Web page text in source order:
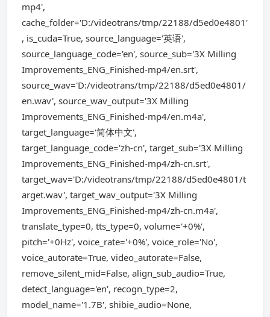
mp4',
cache_folder='D:/videotrans/tmp/22188/d5ed0e4801'
, is_cuda=True, source_language='英语',
source_language_code='en', source_sub='3X Milling
Improvements_ENG_Finished-mp4/en.srt',
source_wav='D:/videotrans/tmp/22188/d5ed0e4801/
en.wav', source_wav_output='3X Milling
Improvements_ENG_Finished-mp4/en.m4a',
target_language='简体中文',
target_language_code='zh-cn', target_sub='3X Milling
Improvements_ENG_Finished-mp4/zh-cn.srt',
target_wav='D:/videotrans/tmp/22188/d5ed0e4801/t
arget.wav', target_wav_output='3X Milling
Improvements_ENG_Finished-mp4/zh-cn.m4a',
translate_type=0, tts_type=0, volume='+0%',
pitch='+0Hz', voice_rate='+0%', voice_role='No',
voice_autorate=True, video_autorate=False,
remove_silent_mid=False, align_sub_audio=True,
detect_language='en', recogn_type=2,
model_name='1.7B', shibie_audio=None,